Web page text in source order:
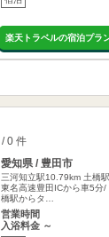
楽天トラベルの宿泊プラ
0 件
愛知県 / 豊田市
三河知立駅10.79km 土橋
東名高速豊田ICから車5分
橋駅からタ…
営業時間
入浴料金 ～